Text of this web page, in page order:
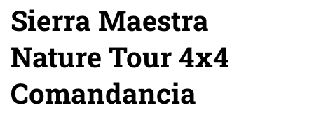
Sierra Maestra
Nature Tour 4x4
Comandancia